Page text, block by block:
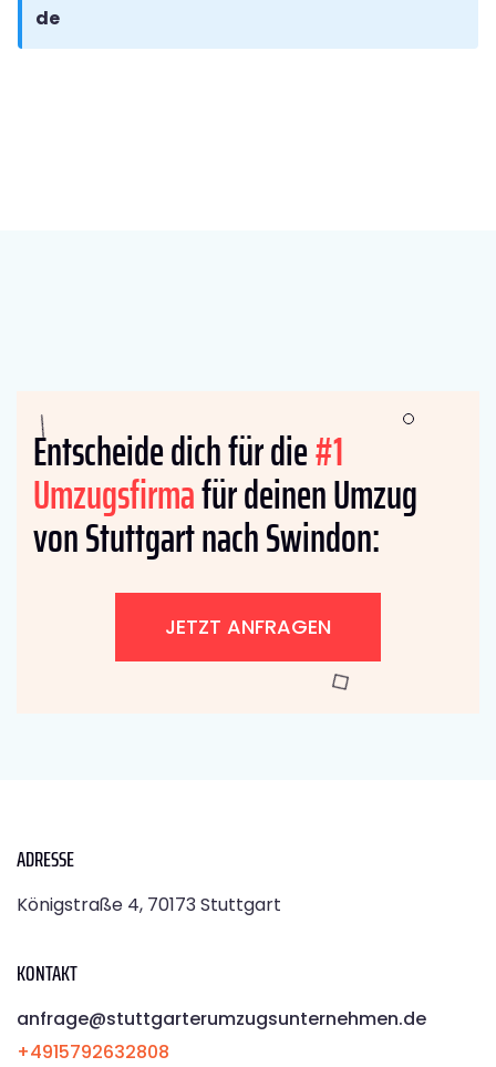
de
Entscheide dich für die#1
Umzugsfirmafür deinen Umzug
von Stuttgart nach Swindon:
JETZT ANFRAGEN
ADRESSE
Königstraße 4, 70173 Stuttgart
KONTAKT
anfrage@stuttgarterumzugsunternehmen.de
+4915792632808